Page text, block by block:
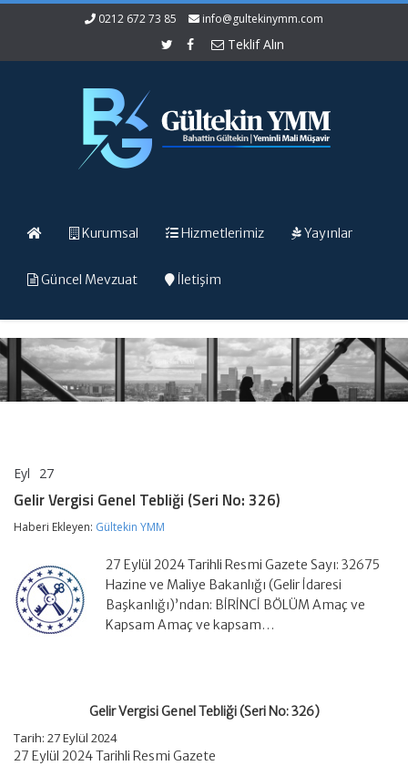
0212 672 73 85 info@gultekinymm.com
Teklif Alın
Kurumsal Hizmetlerimiz Yayınlar
Güncel Mevzuat İletişim
Eyl 27
Genel
Tebliği
(Seri
için
Gelir Vergisi Genel Tebliği (Seri No: 326)
Haberi Ekleyen: Gültekin YMM
27 Eylül 2024 Tarihli Resmi Gazete Sayı: 32675
Hazine ve Maliye Bakanlığı (Gelir İdaresi
Başkanlığı)’ndan: BİRİNCİ BÖLÜM Amaç ve
Kapsam Amaç ve kapsam…
Gelir Vergisi Genel Tebliği (Seri No: 326)
Tarih: 27 Eylül 2024
27 Eylül 2024 Tarihli Resmi Gazete